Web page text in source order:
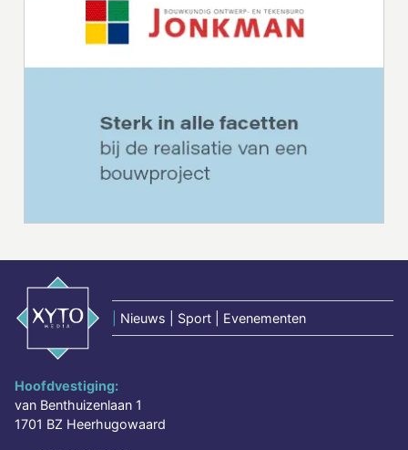
Nieuws | Sport | Evenementen
Hoofdvestiging:
van Benthuizenlaan 1
1701 BZ Heerhugowaard